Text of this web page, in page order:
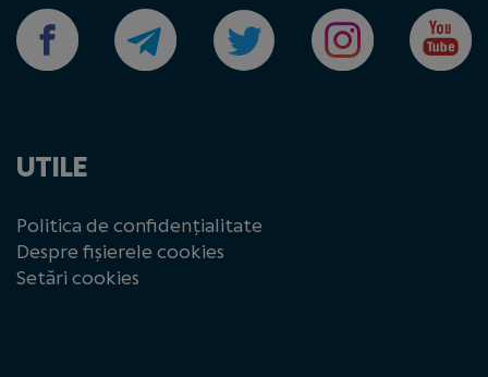
UTILE
Politica de confidențialitate
Despre fișierele cookies
Setări cookies